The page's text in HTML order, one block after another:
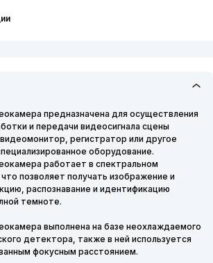
предназначена для осуществления
и передачи видеосигнала сцены
регистратор или другое
оборудование.
работает в спектральном
позволяет получать изображение и
распознавание и идентификацию
темноте.
выполнена на базе неохлаждаемого
детектора, также в ней используется
фокусным расстоянием.